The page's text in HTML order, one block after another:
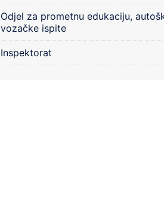
Odjel za prometnu edukaciju,
vozačke ispite
Inspektorat